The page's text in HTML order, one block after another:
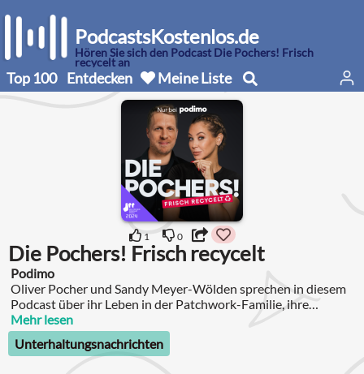
PodcastsKostenlos.de
Hören Sie sich den Podcast Die Pochers! Frisch
recycelt an
Top 100 Entdecken Meine Liste
1 0
Die Pochers! Frisch recycelt
Podimo
Oliver Pocher und Sandy Meyer-Wölden sprechen in diesem
Podcast über ihr Leben in der Patchwork-Familie, ihre
Trennung und wie Ex-Partnerinnen trotz allem zu
Gesprächspartnerinnen werden können.
Mehr lesen
Unterhaltungsnachrichten